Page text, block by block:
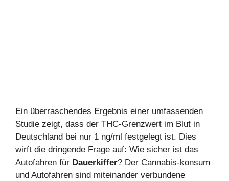
Ein überraschendes Ergebnis einer umfassenden
Studie zeigt, dass der THC-Grenzwert im Blut in
Deutschland bei nur 1 ng/ml festgelegt ist. Dies
wirft die dringende Frage auf: Wie sicher ist das
Autofahren für Dauerkiffer? Der Cannabis-konsum
und Autofahren sind miteinander verbundene